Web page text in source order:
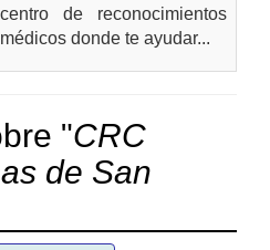
centro de reconocimientos
médicos donde te ayudar...
"CRC
de San